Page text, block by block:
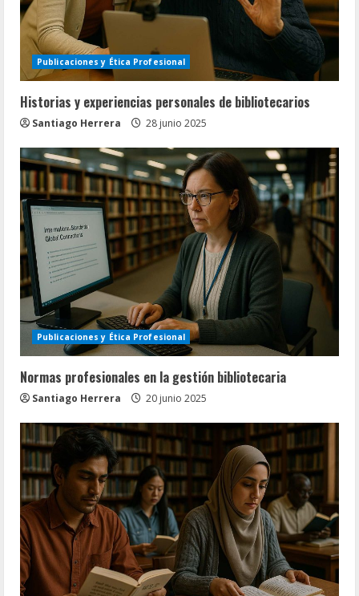
Publicaciones y Ética Profesional
Historias y experiencias personales de bibliotecarios
Santiago Herrera 28 junio 2025
Publicaciones y Ética Profesional
Normas profesionales en la gestión bibliotecaria
Santiago Herrera 20 junio 2025